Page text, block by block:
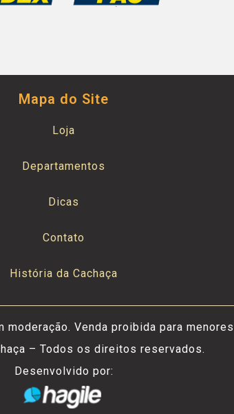
Mapa do Site
Loja
Departamentos
Dicas
Contato
História da Cachaça
moderação. Venda proibida para
– Todos os direitos reservados.
Desenvolvido por: